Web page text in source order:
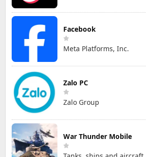
Facebook
Meta Platforms, Inc.
Zalo PC
Zalo Group
War Thunder Mobile